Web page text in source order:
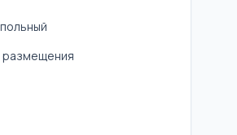
размещения